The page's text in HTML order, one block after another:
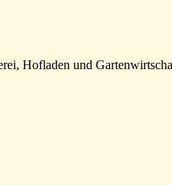
Hofladen und